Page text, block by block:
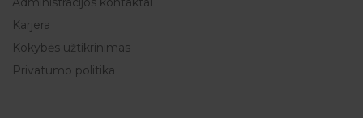
Karjera
Kokybės užtikrinimas
Privatumo politika